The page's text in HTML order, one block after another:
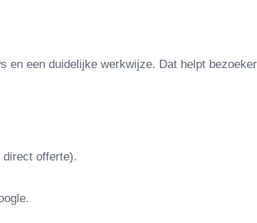
en een duidelijke werkwijze. Dat helpt
direct offerte).